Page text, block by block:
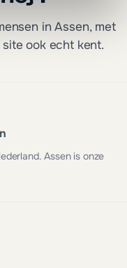
in Assen, met
ook echt kent.
Assen is onze